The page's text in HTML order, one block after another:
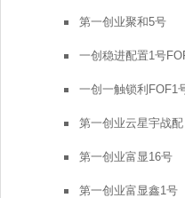
第一创业聚和5号
一创稳进配置1号
一创一触锁利FOF1
第一创业云星宇战配
第一创业富显16号
第一创业富显鑫1号